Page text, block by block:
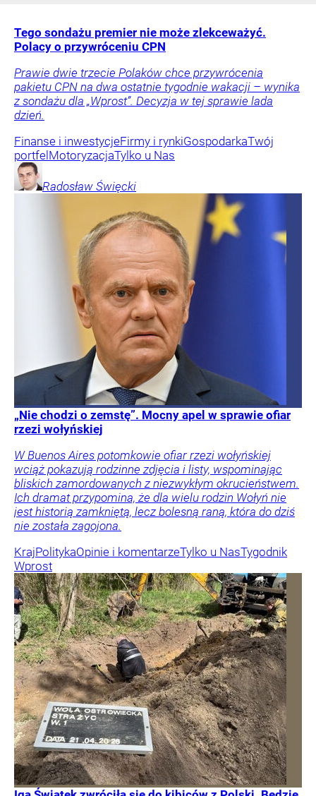
Tego sondażu premier nie może zlekceważyć.
Polacy o przywróceniu CPN
Prawie dwie trzecie Polaków chce przywrócenia
pakietu CPN na dwa ostatnie tygodnie wakacji – wynika
z sondażu dla „Wprost”. Decyzja w tej sprawie lada
dzień.
Finanse i inwestycjeFirmy i rynkiGospodarkaTwój
portfelMotoryzacjaTylko u Nas
Radosław Święcki
„Nie chodzi o zemstę”. Mocny apel w sprawie ofiar
rzezi wołyńskiej
W Buenos Aires potomkowie ofiar rzezi wołyńskiej
wciąż pokazują rodzinne zdjęcia i listy, wspominając
bliskich zamordowanych z niezwykłym okrucieństwem.
Ich dramat przypomina, że dla wielu rodzin Wołyń nie
jest historią zamkniętą, lecz bolesną raną, która do dziś
nie została zagojona.
KrajPolitykaOpinie i komentarzeTylko u NasTygodnik
Wprost